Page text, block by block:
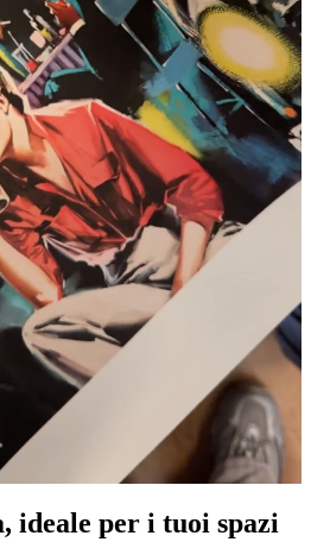
ideale per i tuoi spazi